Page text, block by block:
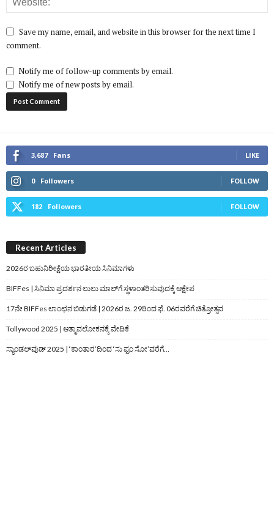
Save my name, email, and website in this browser for the next time I
comment.
Notify me of follow-up comments by email.
Notify me of new posts by email.
3,687 Fans LIKE
0 Followers FOLLOW
182 Followers FOLLOW
Recent Articles
2026ರ ಬಹುನಿರೀಕ್ಷೆಯ ಭಾರತೀಯ ಸಿನಿಮಾಗಳು
BIFFes | ಸಿನಿಮಾ ಪ್ರದರ್ಶನ ಲುಲು ಮಾಲ್‌ಗೆ ಸ್ಥಳಾಂತರಿಸುವುದಕ್ಕೆ ಆಕ್ಷೇಪ
17ನೇ BIFFes ಲಾಂಛನ ಬಿಡುಗಡೆ | 2026ರ ಜ. 29ರಿಂದ ಫೆ. 06ರವರೆಗೆ ಚಿತ್ರೋತ್ಸವ
Tollywood 2025 | ಆತ್ಮಾವಲೋಕನಕ್ಕೆ ವೇದಿಕೆ
ಸ್ಯಾಂಡಲ್‌ವುಡ್‌ 2025 | ‘ಕಾಂತಾರ’ದಿಂದ ‘ಸು ಫ್ರಂ ಸೋ’ವರೆಗೆ…